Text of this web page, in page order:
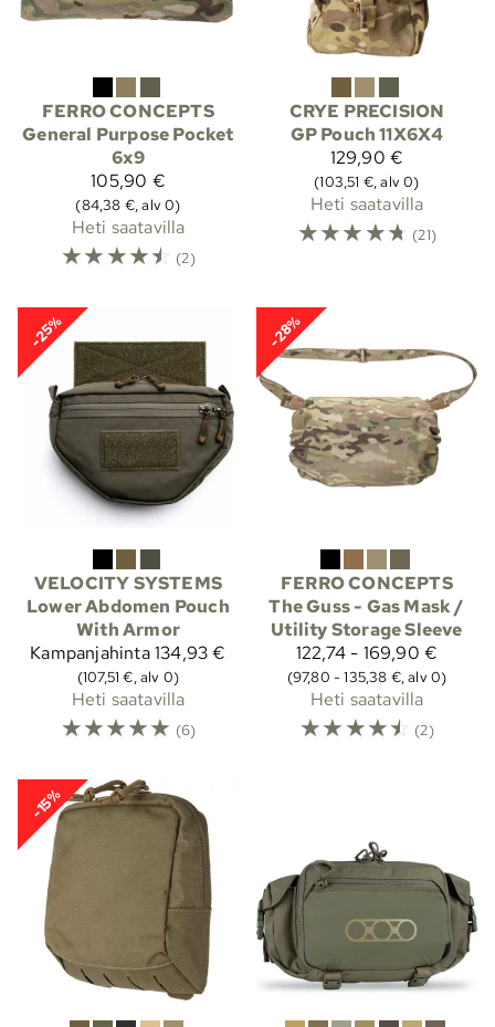
FERRO CONCEPTS
General Purpose Pocket
6x9
105,90 €
(84,38 €, alv 0)
Heti saatavilla
☆☆☆☆☆ (2)
CRYE PRECISION
GP Pouch 11X6X4
129,90 €
(103,51 €, alv 0)
Heti saatavilla
☆☆☆☆☆ (21)
-25%
VELOCITY SYSTEMS
Lower Abdomen Pouch
With Armor
Kampanjahinta134,93 €
(107,51 €, alv 0)
Heti saatavilla
☆☆☆☆☆ (6)
-28%
FERRO CONCEPTS
The Guss - Gas Mask /
Utility Storage Sleeve
122,74 - 169,90 €
(97,80 - 135,38 €, alv 0)
Heti saatavilla
☆☆☆☆☆ (2)
-15%